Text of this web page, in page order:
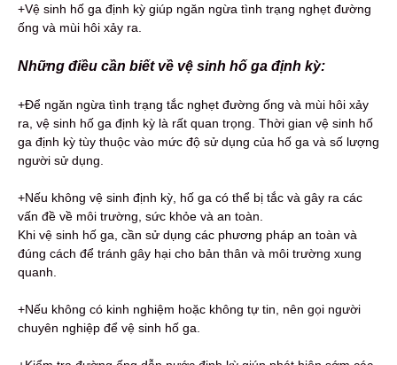
+Vệ sinh hố ga định kỳ giúp ngăn ngừa tình trạng nghẹt đường
ống và mùi hôi xảy ra.
Những điều cần biết về vệ sinh hố ga định kỳ:
+Để ngăn ngừa tình trạng tắc nghẹt đường ống và mùi hôi xảy
ra, vệ sinh hố ga định kỳ là rất quan trọng. Thời gian vệ sinh hố
ga định kỳ tùy thuộc vào mức độ sử dụng của hố ga và số lượng
người sử dụng.
+Nếu không vệ sinh định kỳ, hố ga có thể bị tắc và gây ra các
vấn đề về môi trường, sức khỏe và an toàn.
Khi vệ sinh hố ga, cần sử dụng các phương pháp an toàn và
đúng cách để tránh gây hại cho bản thân và môi trường xung
quanh.
+Nếu không có kinh nghiệm hoặc không tự tin, nên gọi người
chuyên nghiệp để vệ sinh hố ga.